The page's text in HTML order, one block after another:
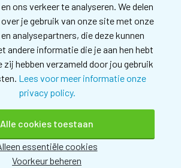
17:30
17:30
17:30
17:00
ons verkeer te analyseren. We delen
je gebruik van onze site met onze
analysepartners, die deze kunnen
andere informatie die je aan hen hebt
hebben verzameld door jou gebruik
Lees voor meer informatie onze
privacy policy.
Alle cookies toestaan
essentiële cookies
Voorkeur beherenAfspraak maken